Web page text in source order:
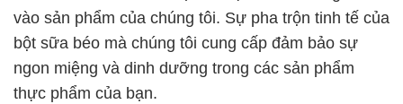
vào sản phẩm của chúng tôi. Sự pha trộn tinh tế của
bột sữa béo mà chúng tôi cung cấp đảm bảo sự
ngon miệng và dinh dưỡng trong các sản phẩm
thực phẩm của bạn.